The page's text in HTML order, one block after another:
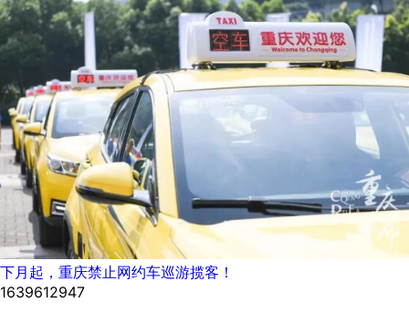
下月起，重庆禁止网约车巡游揽客！
1639612947